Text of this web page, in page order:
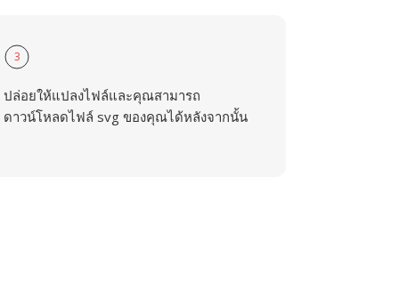
3
ปล่อยให้แปลงไฟล์และคุณสามารถ
ดาวน์โหลดไฟล์ svg ของคุณได้หลังจากนั้น